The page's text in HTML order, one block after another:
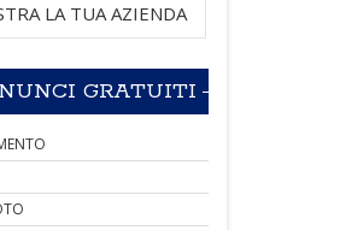
LA TUA AZIENDA
GRATUITI